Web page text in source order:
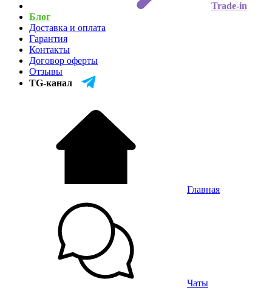
Trade-in
Блог
Доставка и оплата
Гарантия
Контакты
Договор оферты
Отзывы
TG-канал
Главная
Чаты